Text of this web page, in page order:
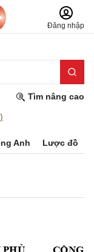
Đăng nhập
Tìm nâng cao
Anh Lược đồ